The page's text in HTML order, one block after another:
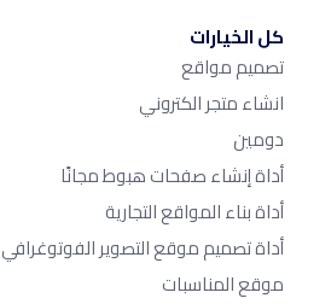
كل الخيارات
تصميم مواقع
انشاء متجر الكتروني
دومين
أداة إنشاء صفحات هبوط مجانًا
أداة بناء المواقع التجارية
أداة تصميم موقع التصوير الفوتوغرافي
موقع المناسبات